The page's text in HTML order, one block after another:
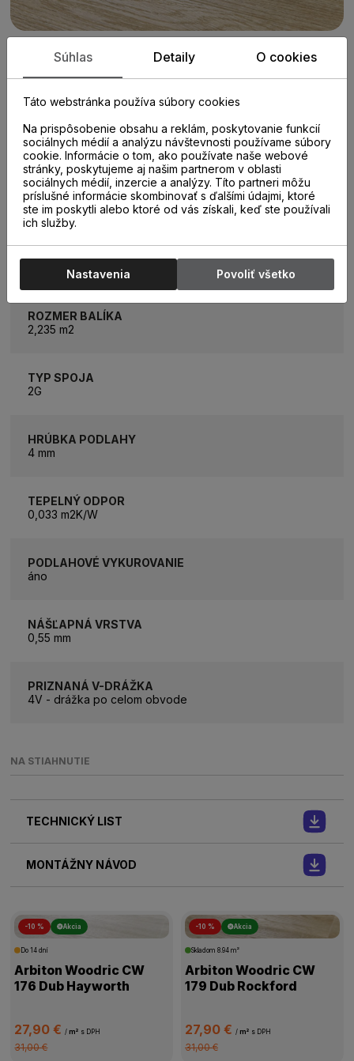
KATEGÓRIA
Kompozitné vodeodolné podlahy
KOLEKCIA
Woodric
1220 mm x 229 mm
ROZMER BALÍKA
2,235 m2
TYP SPOJA
2G
HRÚBKA PODLAHY
4 mm
TEPELNÝ ODPOR
0,033 m2K/W
PODLAHOVÉ VYKUROVANIE
áno
NÁŠĽAPNÁ VRSTVA
0,55 mm
PRIZNANÁ V-DRÁŽKA
4V - drážka po celom obvode
NA STIAHNUTIE
TECHNICKÝ LIST
MONTÁŽNY NÁVOD
-10 % Akcia
Do 14 dní
Arbiton Woodric CW
176 Dub Hayworth
27,90 €/ m² s DPH
31,00 €
-10 % Akcia
Skladom 8.94 m²
Arbiton Woodric CW
179 Dub Rockford
27,90 € / m² s DPH
31,00 €
Súhlas Detaily O cookies
Táto webstránka používa súbory cookies
Na prispôsobenie obsahu a reklám, poskytovanie funkcií
sociálnych médií a analýzu návštevnosti používame súbory
cookie. Informácie o tom, ako používate naše webové
stránky, poskytujeme aj našim partnerom v oblasti
sociálnych médií, inzercie a analýzy. Títo partneri môžu
príslušné informácie skombinovať s ďalšími údajmi, ktoré
ste im poskytli alebo ktoré od vás získali, keď ste používali
ich služby.
Nastavenia Povoliť všetko